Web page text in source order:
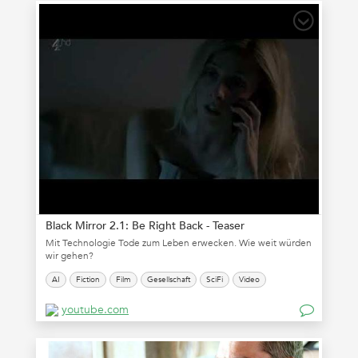
Black Mirror 2.1: Be Right Back - Teaser
Mit Technologie Tode zum Leben erwecken. Wie weit würden
wir gehen?
AI Fiction Film Gesellschaft SciFi Video
youtube.com